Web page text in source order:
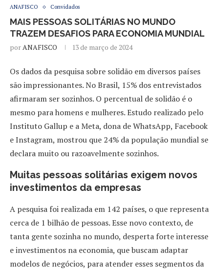
ANAFISCO Convidados
MAIS PESSOAS SOLITÁRIAS NO MUNDO
TRAZEM DESAFIOS PARA ECONOMIA MUNDIAL
porANAFISCO 13 de março de 2024
Os dados da pesquisa sobre solidão em diversos países
são impressionantes. No Brasil, 15% dos entrevistados
afirmaram ser sozinhos. O percentual de solidão é o
mesmo para homens e mulheres. Estudo realizado pelo
Instituto Gallup e a Meta, dona de WhatsApp, Facebook
e Instagram, mostrou que 24% da população mundial se
declara muito ou razoavelmente sozinhos.
Muitas pessoas solitárias exigem novos
investimentos da empresas
A pesquisa foi realizada em 142 países, o que representa
cerca de 1 bilhão de pessoas. Esse novo contexto, de
tanta gente sozinha no mundo, desperta forte interesse
e investimentos na economia, que buscam adaptar
modelos de negócios, para atender esses segmentos da